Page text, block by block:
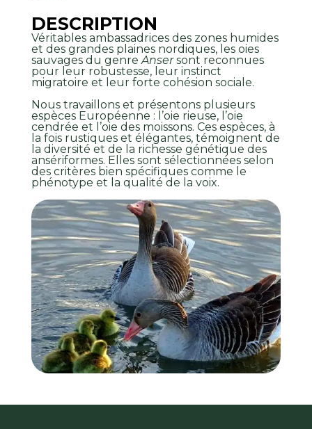
DESCRIPTION
Véritables ambassadrices des zones humides
et des grandes plaines nordiques, les oies
sauvages du genreAnsersont reconnues
pour leur robustesse, leur instinct
migratoire et leur forte cohésion sociale.
Nous travaillons et présentons plusieurs
espèces Européenne : l’oie rieuse, l’oie
cendrée et l’oie des moissons. Ces espèces, à
la fois rustiques et élégantes, témoignent de
la diversité et de la richesse génétique des
ansériformes. Elles sont sélectionnées selon
des critères bien spécifiques comme le
phénotype et la qualité de la voix.